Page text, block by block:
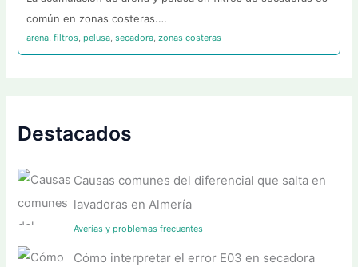
común en zonas costeras.…
arena,filtros,pelusa,secadora,zonas costeras
Destacados
Causas comunes del diferencial que salta en
lavadoras en Almería
Averías y problemas frecuentes
Cómo interpretar el error E03 en secadora